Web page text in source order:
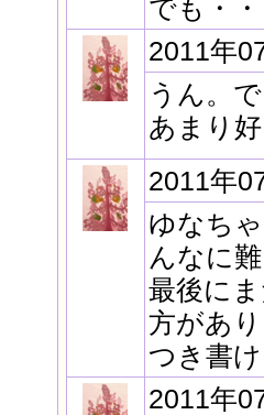
でも・
2011年
うん。
あまり
2011年
ゆなち
んなに
最後に
方があ
つき書
2011年